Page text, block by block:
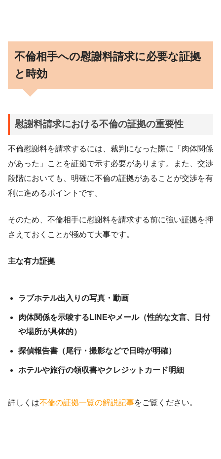
不倫相手への慰謝料請求に必要な証拠
と時効
慰謝料請求における不倫の証拠の重要性
不倫慰謝料を請求するには、裁判になった際に「肉体関係
があった」ことを証拠で示す必要があります。また、交渉
段階においても、明確に不倫の証拠があることが交渉を有
利に進めるポイントです。
そのため、不倫相手に慰謝料を請求する前に強い証拠を押
さえておくことが極めて大事です。
主な有力証拠
ラブホテル出入りの写真・動画
肉体関係を示唆するLINEやメール（性的な文言、日付
や場所が具体的）
探偵報告書（尾行・撮影などで日時が明確）
ホテルや旅行の領収書やクレジットカード明細
詳しくは不倫の証拠一覧の解説記事をご覧ください。